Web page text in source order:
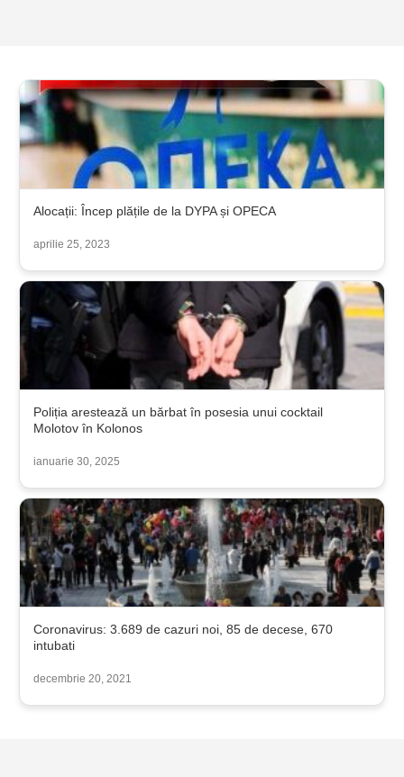
Alocații: Încep plățile de la DYPA și OPECA
aprilie 25, 2023
Poliția arestează un bărbat în posesia unui cocktail
Molotov în Kolonos
ianuarie 30, 2025
Coronavirus: 3.689 de cazuri noi, 85 de decese, 670
intubati
decembrie 20, 2021